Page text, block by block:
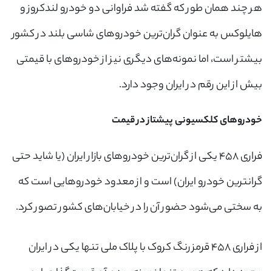
هر چند همان طور که گفته شد فراوانی دو خودرو لندکروز و
هایلوکس به عنوان گران‌ترین خودروهای شاسی بلند در کشور
بیشتر است، اما نمونه‌های دیگری نیز از خودروهای با قیمتی
بیش از این رقم در ایران وجود دارد.
خودروهای کلکسیونی پیشتاز در قیمت
فراری ۴۵۸ یکی از گران‌ترین خودروهای بازار ایران (یا شاید حتی
گرانترین خودرو ایران) است و از معدود خودروهایی است که
به سختی می‌شود حضور آن را در خیابان‌های کشور تصور کرد.
از فراری ۴۵۸ قرمز رنگ کروک با پلاک ملی تنها یکی در ایران